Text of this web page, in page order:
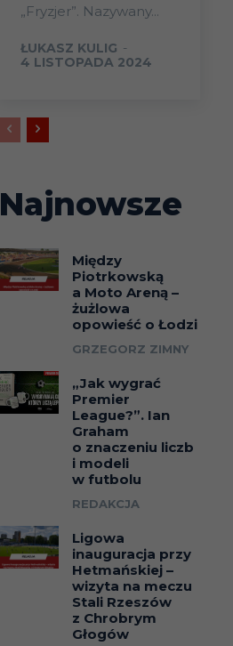
„Fryzjer”. Nazywany...
ŁUKASZ KULIG -
4 LISTOPADA 2024
Najnowsze
Między
Piotrkowską
a Moto Areną –
żużlowa
opowieść o Łodzi
GRZEGORZ ZIMNY
„Jak wygrać
Premier
League?”. Ian
Graham
o znaczeniu liczb
i modeli
w futbolu
REDAKCJA
Ligowa
inauguracja przy
Hetmańskiej –
wizyta na meczu
Stali Rzeszów
z Chrobrym
Głogów